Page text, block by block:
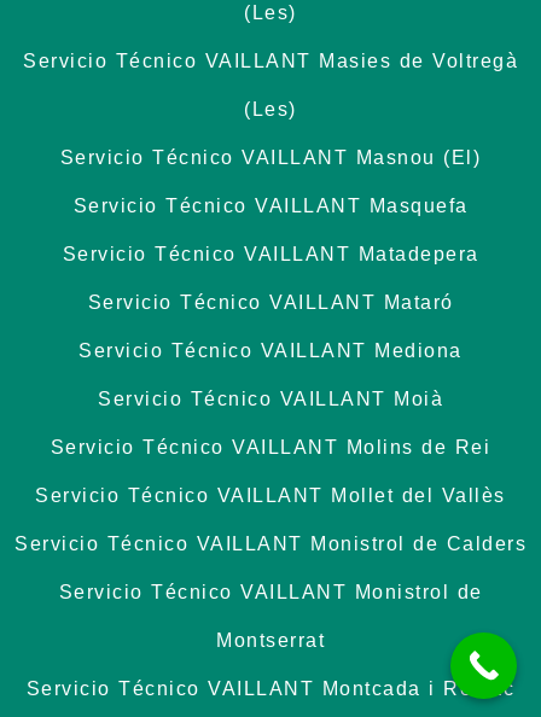
(Les)
Servicio Técnico VAILLANT Masies de Voltregà
(Les)
Servicio Técnico VAILLANT Masnou (El)
Servicio Técnico VAILLANT Masquefa
Servicio Técnico VAILLANT Matadepera
Servicio Técnico VAILLANT Mataró
Servicio Técnico VAILLANT Mediona
Servicio Técnico VAILLANT Moià
Servicio Técnico VAILLANT Molins de Rei
Servicio Técnico VAILLANT Mollet del Vallès
Servicio Técnico VAILLANT Monistrol de Calders
Servicio Técnico VAILLANT Monistrol de
Montserrat
Servicio Técnico VAILLANT Montcada i Reixac